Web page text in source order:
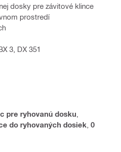
dosky pre závitové klince
prostredí
3, DX 351
pre ryhovanú dosku
do ryhovaných dosiek 0